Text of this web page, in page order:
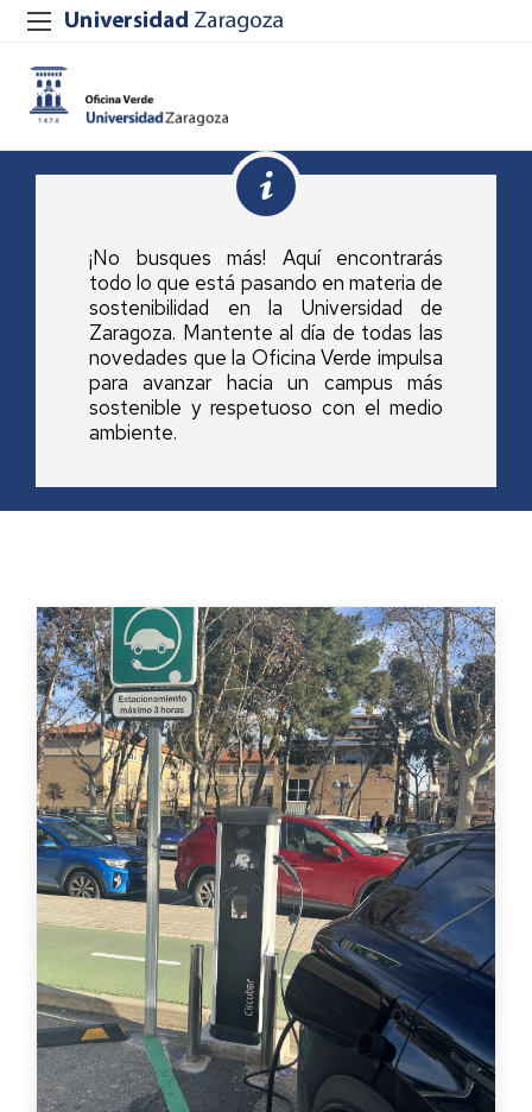
¡No busques más! Aquí encontrarás
todo lo que está pasando en materia de
sostenibilidad en la Universidad de
Zaragoza. Mantente al día de todas las
novedades que la Oficina Verde impulsa
para avanzar hacia un campus más
sostenible y respetuoso con el medio
ambiente.